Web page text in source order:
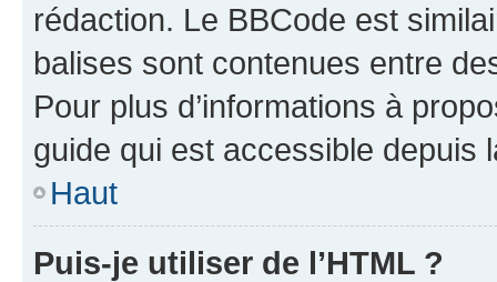
rédaction. Le BBCode est
balises sont contenues entre
Pour plus d’informations à
guide qui est accessible depuis
Haut
Puis-je utiliser de l’HTML ?